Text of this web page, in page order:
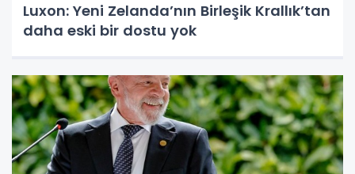
Luxon: Yeni Zelanda’nın Birleşik Krallık’tan
daha eski bir dostu yok